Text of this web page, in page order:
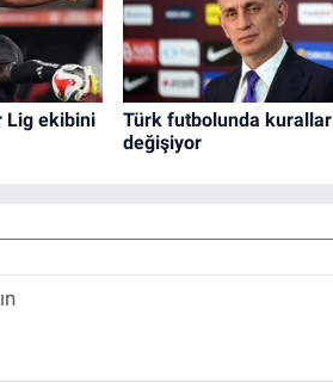
Lig ekibini
Türk futbolunda kurallar
değişiyor